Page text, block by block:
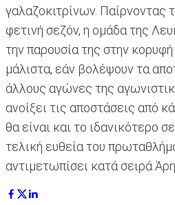
γαλαζοκιτρίνων. Παίρνοντας
φετινή σεζόν, η ομάδα της
την παρουσία της στην
μάλιστα, εάν βολέψουν τα
άλλους αγώνες της
ανοίξει τις αποστάσεις από
θα είναι και το ιδανικότερο
τελική ευθεία του
αντιμετωπίσει κατά σειρά